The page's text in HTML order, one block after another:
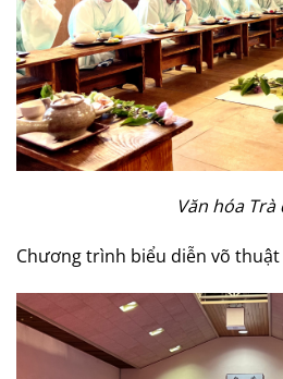
Văn hóa Trà
Chương trình biểu diễn võ thuật